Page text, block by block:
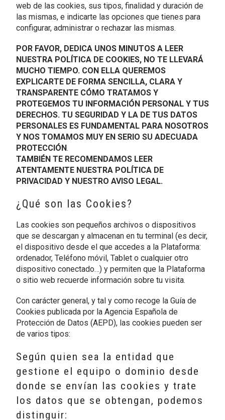
web de las cookies, sus tipos, finalidad y duración de
las mismas, e indicarte las opciones que tienes para
configurar, administrar o rechazar las mismas.
POR FAVOR, DEDICA UNOS MINUTOS A LEER
NUESTRA POLÍTICA DE COOKIES, NO TE LLEVARÁ
MUCHO TIEMPO. CON ELLA QUEREMOS
EXPLICARTE DE FORMA SENCILLA, CLARA Y
TRANSPARENTE CÓMO TRATAMOS Y
PROTEGEMOS TU INFORMACIÓN PERSONAL Y TUS
DERECHOS. TU SEGURIDAD Y LA DE TUS DATOS
PERSONALES ES FUNDAMENTAL PARA NOSOTROS
Y NOS TOMAMOS MUY EN SERIO SU ADECUADA
PROTECCIÓN.
TAMBIÉN TE RECOMENDAMOS LEER
ATENTAMENTE NUESTRA POLÍTICA DE
PRIVACIDAD Y NUESTRO AVISO LEGAL.
¿Qué son las Cookies?
Las cookies son pequeños archivos o dispositivos
que se descargan y almacenan en tu terminal (es decir,
el dispositivo desde el que accedes a la Plataforma:
ordenador, Teléfono móvil, Tablet o cualquier otro
dispositivo conectado…) y permiten que la Plataforma
o sitio web recuerde información sobre tu visita.
Con carácter general, y tal y como recoge la Guía de
Cookies publicada por la Agencia Española de
Protección de Datos (AEPD), las cookies pueden ser
de varios tipos:
Según quien sea la entidad que
gestione el equipo o dominio desde
donde se envían las cookies y trate
los datos que se obtengan, podemos
distinguir: